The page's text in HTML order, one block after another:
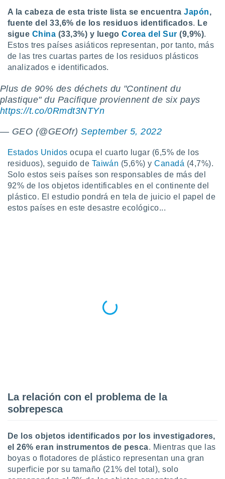
aunque
no
Puedes
acceder a
web a
únicos
similares
como
sitio
de
A la cabeza de esta triste lista se encuentraJapón,
fuente del 33,6% de los residuos identificados. Le
sigue China (33,3%) y luegoCorea del Sur (9,9%).
Estos tres países asiáticos representan, por tanto, más
de las tres cuartas partes de los residuos plásticos
analizados e identificados.
Plus de 90% des déchets du "Continent du
plastique" du Pacifique proviennent de six pays
https://t.co/0Rmdt3NTYn
— GEO (@GEOfr)September 5, 2022
Estados Unidos ocupa el cuarto lugar (6,5% de los
residuos), seguido de Taiwán (5,6%) yCanadá (4,7%).
Solo estos seis países son responsables de más del
92% de los objetos identificables en el continente del
plástico. El estudio pondrá en tela de juicio el papel de
estos países en este desastre ecológico...
La relación con el problema de la
sobrepesca
De los objetos identificados por los investigadores,
el 26% eran instrumentos de pesca. Mientras que las
boyas o flotadores de plástico representan una gran
superficie por su tamaño (21% del total), solo